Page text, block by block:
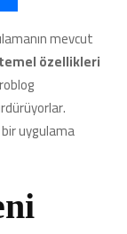
mevcut
temel özellikleri
uygulama